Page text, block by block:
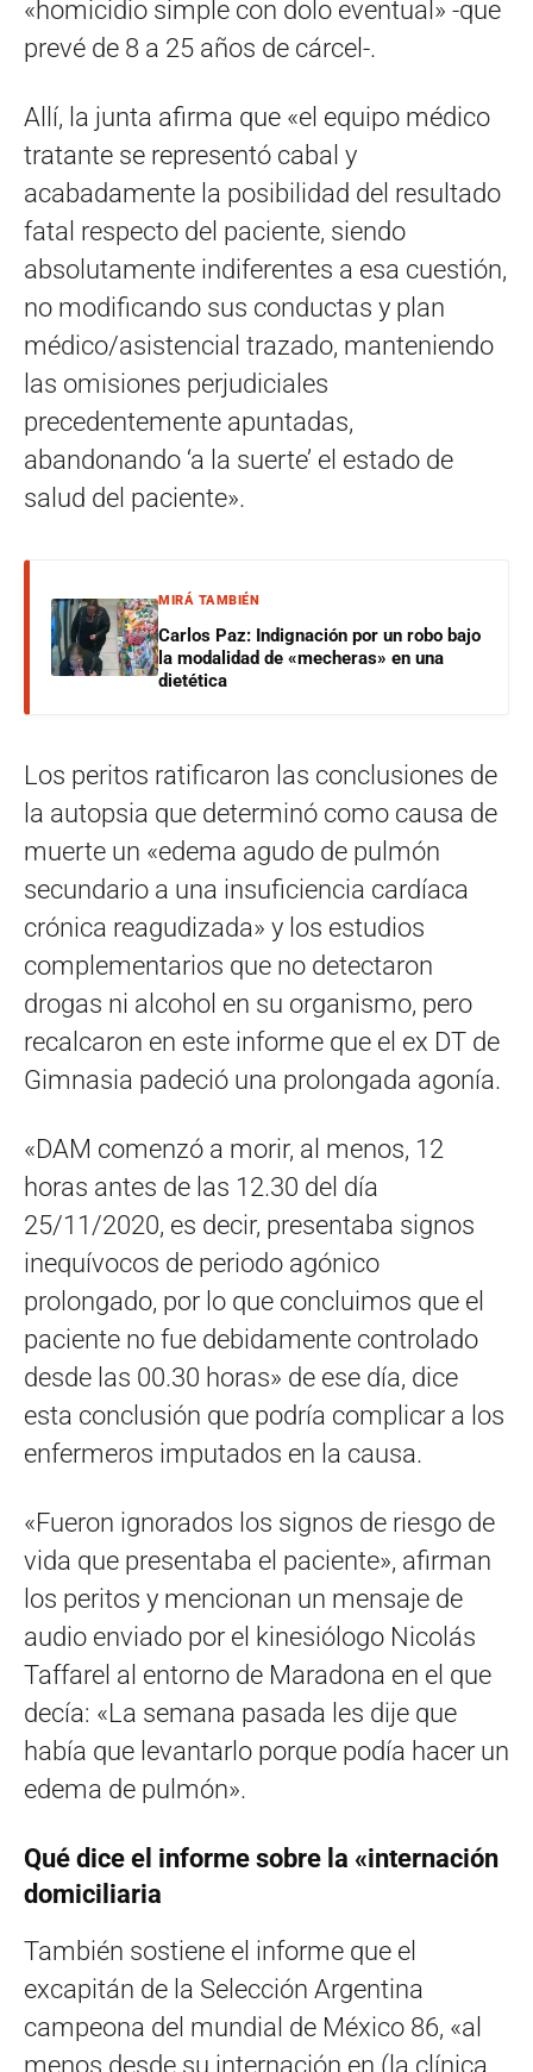
«homicidio simple con dolo eventual» -que
prevé de 8 a 25 años de cárcel-.
Allí, la junta afirma que «el equipo médico
tratante se representó cabal y
acabadamente la posibilidad del resultado
fatal respecto del paciente, siendo
absolutamente indiferentes a esa cuestión,
no modificando sus conductas y plan
médico/asistencial trazado, manteniendo
las omisiones perjudiciales
precedentemente apuntadas,
abandonando ‘a la suerte’ el estado de
salud del paciente».
MIRÁ TAMBIÉN
Carlos Paz: Indignación por un robo bajo
la modalidad de «mecheras» en una
dietética
Los peritos ratificaron las conclusiones de
la autopsia que determinó como causa de
muerte un «edema agudo de pulmón
secundario a una insuficiencia cardíaca
crónica reagudizada» y los estudios
complementarios que no detectaron
drogas ni alcohol en su organismo, pero
recalcaron en este informe que el ex DT de
Gimnasia padeció una prolongada agonía.
«DAM comenzó a morir, al menos, 12
horas antes de las 12.30 del día
25/11/2020, es decir, presentaba signos
inequívocos de periodo agónico
prolongado, por lo que concluimos que el
paciente no fue debidamente controlado
desde las 00.30 horas» de ese día, dice
esta conclusión que podría complicar a los
enfermeros imputados en la causa.
«Fueron ignorados los signos de riesgo de
vida que presentaba el paciente», afirman
los peritos y mencionan un mensaje de
audio enviado por el kinesiólogo Nicolás
Taffarel al entorno de Maradona en el que
decía: «La semana pasada les dije que
había que levantarlo porque podía hacer un
edema de pulmón».
Qué dice el informe sobre la «internación
domiciliaria
También sostiene el informe que el
excapitán de la Selección Argentina
campeona del mundial de México 86, «al
menos desde su internación en (la clínica